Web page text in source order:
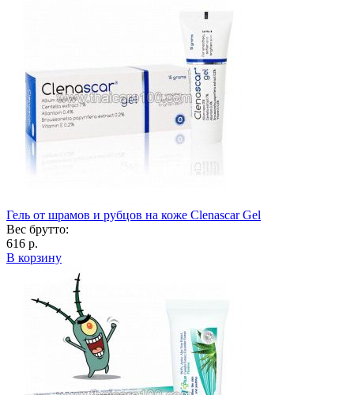
Гель от шрамов и рубцов на коже Clenascar Gel
Вес брутто:
616 р.
В корзину